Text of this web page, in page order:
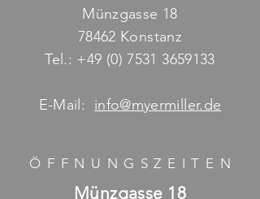
Münzgasse 18
78462 Konstanz
Tel.: +49 (0) 7531 3659133
E-Mail: info@myermiller.de
ÖFFNUNGSZEITE N
Münzgasse 18